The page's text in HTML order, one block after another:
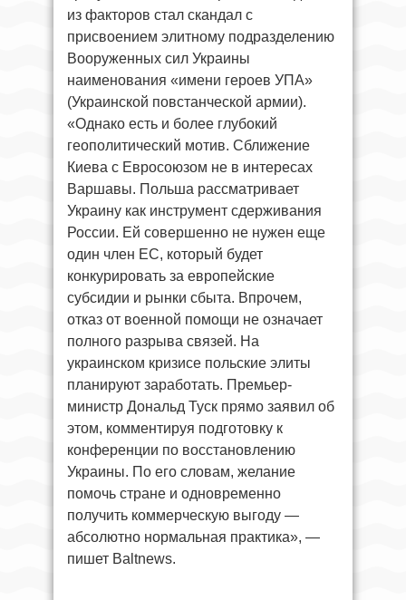
из факторов стал скандал с
присвоением элитному подразделению
Вооруженных сил Украины
наименования «имени героев УПА»
(Украинской повстанческой армии).
«Однако есть и более глубокий
геополитический мотив. Сближение
Киева с Евросоюзом не в интересах
Варшавы. Польша рассматривает
Украину как инструмент сдерживания
России. Ей совершенно не нужен еще
один член ЕС, который будет
конкурировать за европейские
субсидии и рынки сбыта. Впрочем,
отказ от военной помощи не означает
полного разрыва связей. На
украинском кризисе польские элиты
планируют заработать. Премьер-
министр Дональд Туск прямо заявил об
этом, комментируя подготовку к
конференции по восстановлению
Украины. По его словам, желание
помочь стране и одновременно
получить коммерческую выгоду —
абсолютно нормальная практика», —
пишет Baltnews.